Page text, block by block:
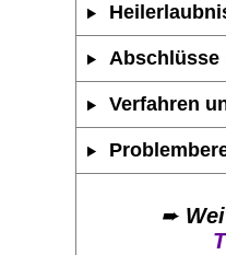
Abschlüsse
Verfahren
➨